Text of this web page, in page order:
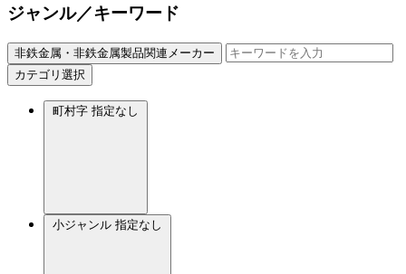
ジャンル／キーワード
非鉄金属・非鉄金属製品関連メーカー
カテゴリ選択
町村字 指定なし
小ジャンル 指定なし